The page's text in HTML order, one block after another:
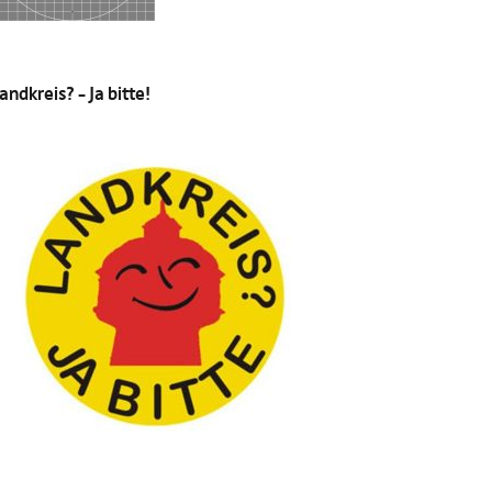
– Ja bitte!